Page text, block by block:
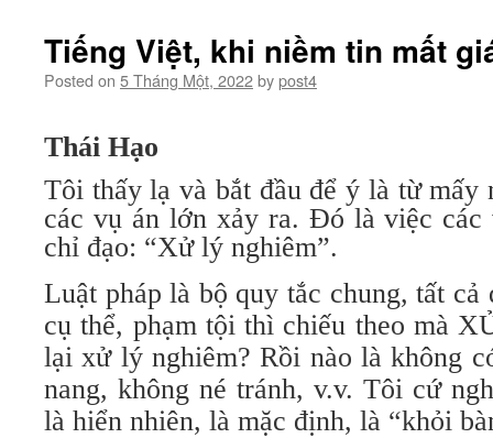
Tiếng Việt, khi niềm tin mất
Posted on 5 Tháng Một, 2022bypost4
Thái Hạo
Tôi thấy lạ và bắt đầu để ý là từ
các vụ án lớn xảy ra. Đó là việc các
chỉ đạo: “Xử lý nghiêm”.
Luật pháp là bộ quy tắc chung, tất cả
cụ thể, phạm tội thì chiếu theo mà
lại xử lý nghiêm? Rồi nào là không
nang, không né tránh, v.v. Tôi cứ
là hiển nhiên, là mặc định, là “khỏi